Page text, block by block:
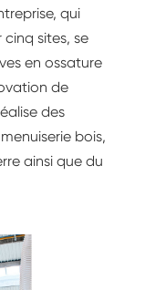
qui
sites, se
en ossature
de
des
bois,
ainsi que du